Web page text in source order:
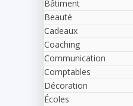
Bâtiment
Beauté
Cadeaux
Coaching
Communication
Comptables
Décoration
Écoles